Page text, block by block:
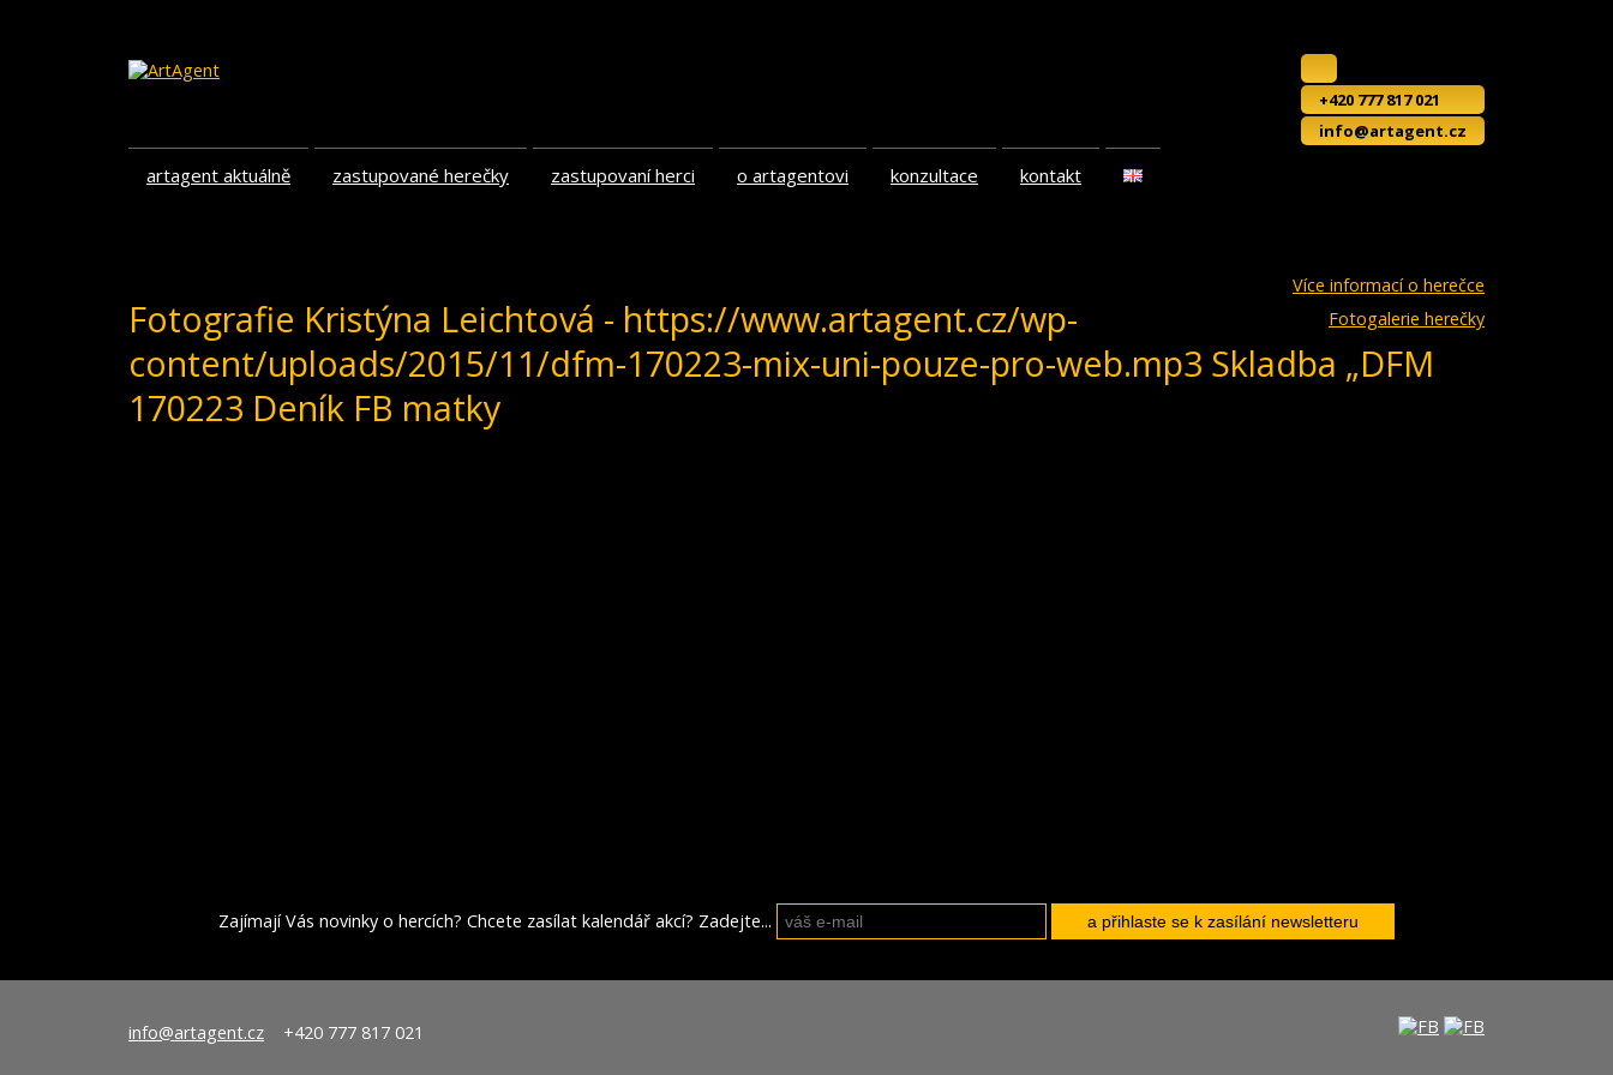
+420 777 817 021
info@artagent.cz
artagent aktuálně zastupované herečky zastupovaní herci o artagentovi konzultace kontakt
Více informací o herečce
Fotogalerie herečky
Fotografie Kristýna Leichtová - https://www.artagent.cz/wp-
content/uploads/2015/11/dfm-170223-mix-uni-pouze-pro-web.mp3 Skladba „DFM
170223 Deník FB matky
Zajímají Vás novinky o hercích? Chcete zasílat kalendář akcí? Zadejte...
info@artagent.cz +420 777 817 021